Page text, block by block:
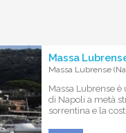
Massa
Massa Lubrense
Massa Lubrense
di Napoli a metà
sorrentina e la